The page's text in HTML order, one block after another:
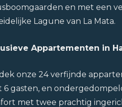
en met een
Lagune van La Mata.
Appartementen in
onze 24 verfijnde
6 gasten, en
met twee prachtig